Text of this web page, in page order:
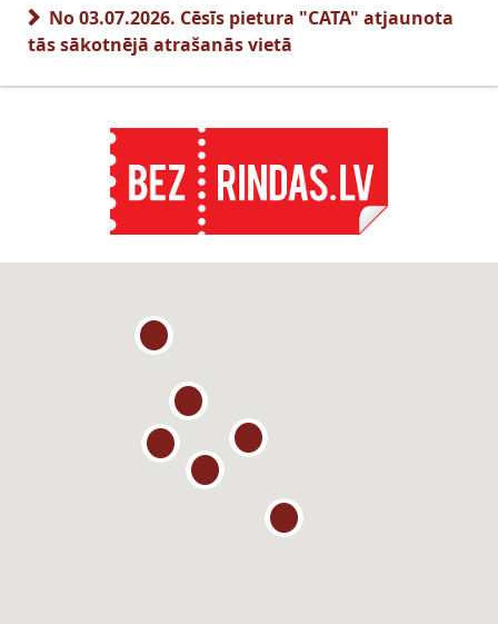
No 03.07.2026. Cēsīs pietura "CATA" atjaunota
tās sākotnējā atrašanās vietā